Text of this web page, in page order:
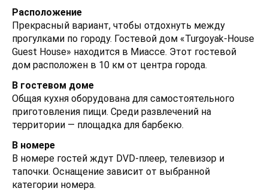
Расположение
Прекрасный вариант, чтобы отдохнуть между
прогулками по городу. Гостевой дом «Turgoyak-House
Guest House» находится в Миассе. Этот гостевой
дом расположен в 10 км от центра города.
В гостевом доме
Общая кухня оборудована для самостоятельного
приготовления пищи. Среди развлечений на
территории — площадка для барбекю.
В номере
В номере гостей ждут DVD-плеер, телевизор и
тапочки. Оснащение зависит от выбранной
категории номера.